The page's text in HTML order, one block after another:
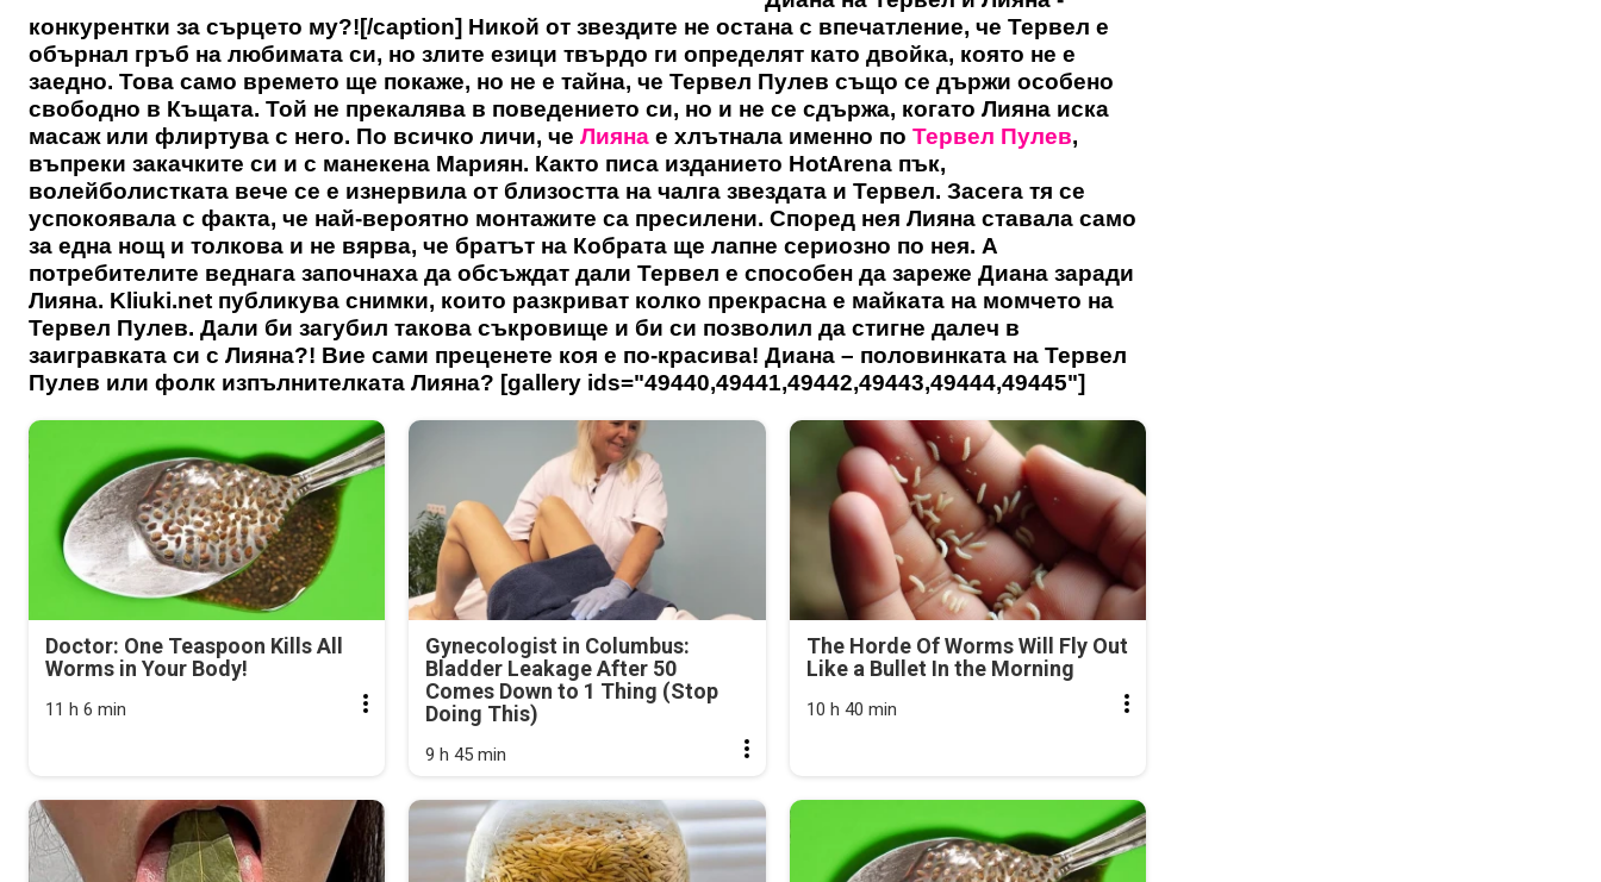
конкурентки за сърцето му?![/caption] Никой от звездите не остана с впечатление, че Тервел е
обърнал гръб на любимата си, но злите езици твърдо ги определят като двойка, която не е
заедно. Това само времето ще покаже, но не е тайна, че Тервел Пулев също се държи особено
свободно в Къщата. Той не прекалява в поведението си, но и не се сдържа, когато Лияна иска
масаж или флиртува с него. По всичко личи, че Лияна е хлътнала именно по Тервел Пулев,
въпреки закачките си и с манекена Мариян. Както писа изданието HotArena пък,
волейболистката вече се е изнервила от близостта на чалга звездата и Тервел. Засега тя се
успокоявала с факта, че най-вероятно монтажите са пресилени. Според нея Лияна ставала само
за една нощ и толкова и не вярва, че братът на Кобрата ще лапне сериозно по нея. А
потребителите веднага започнаха да обсъждат дали Тервел е способен да зареже Диана заради
Лияна. Kliuki.net публикува снимки, които разкриват колко прекрасна е майката на момчето на
Тервел Пулев. Дали би загубил такова съкровище и би си позволил да стигне далеч в
заигравката си с Лияна?! Вие сами преценете коя е по-красива! Диана – половинката на Тервел
Пулев или фолк изпълнителката Лияна? [gallery ids="49440,49441,49442,49443,49444,49445"]
Doctor: One Teaspoon Kills All
Worms in Your Body!
11 h 6 min
Gynecologist in Columbus:
Bladder Leakage After 50
Comes Down to 1 Thing (Stop
Doing This)
9 h 45 min
The Horde Of Worms Will Fly Out
Like a Bullet In the Morning
10 h 40 min